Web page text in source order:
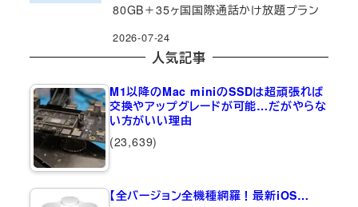
80GB＋35ヶ国国際通話かけ放題プラン
2026-07-24
人気記事
M1以降のMac miniのSSDは超頑張れば
交換やアップグレードが可能…だがやらな
い方がいい理由
(23,639)
【全バージョン全機種網羅！最新iOS…